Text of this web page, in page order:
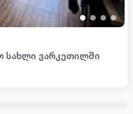
• • ••
სახლი ვარკეთილში